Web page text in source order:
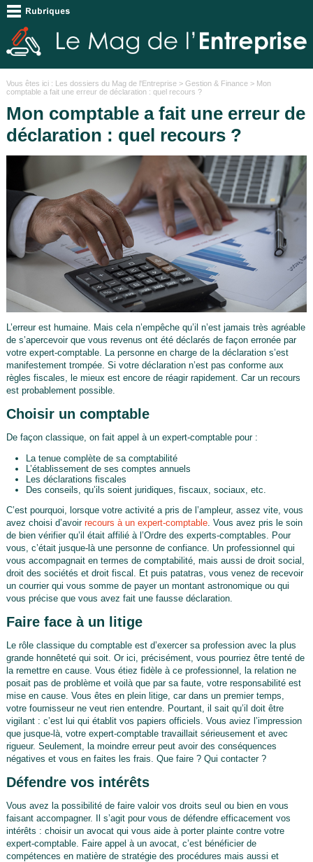
Vous êtes ici : Les dossiers du Mag de l'Entreprise> Gestion & Finance> Mon
comptable a fait une erreur de déclaration : quel recours ?
Mon comptable a fait une erreur de
déclaration : quel recours ?
L’erreur est humaine. Mais cela n’empêche qu’il n’est jamais très agréable
de s’apercevoir que vous revenus ont été déclarés de façon erronée par
votre expert-comptable. La personne en charge de la déclaration s’est
manifestement trompée. Si votre déclaration n’est pas conforme aux
règles fiscales, le mieux est encore de réagir rapidement. Car un recours
est probablement possible.
Choisir un comptable
De façon classique, on fait appel à un expert-comptable pour :
La tenue complète de sa comptabilité
L’établissement de ses comptes annuels
Les déclarations fiscales
Des conseils, qu’ils soient juridiques, fiscaux, sociaux, etc.
C’est pourquoi, lorsque votre activité a pris de l’ampleur, assez vite, vous
avez choisi d’avoir recours à un expert-comptable. Vous avez pris le soin
de bien vérifier qu’il était affilié à l’Ordre des experts-comptables. Pour
vous, c’était jusque-là une personne de confiance. Un professionnel qui
vous accompagnait en termes de comptabilité, mais aussi de droit social,
droit des sociétés et droit fiscal. Et puis patatras, vous venez de recevoir
un courrier qui vous somme de payer un montant astronomique ou qui
vous précise que vous avez fait une fausse déclaration.
Faire face à un litige
Le rôle classique du comptable est d’exercer sa profession avec la plus
grande honnêteté qui soit. Or ici, précisément, vous pourriez être tenté de
la remettre en cause. Vous étiez fidèle à ce professionnel, la relation ne
posait pas de problème et voilà que par sa faute, votre responsabilité est
mise en cause. Vous êtes en plein litige, car dans un premier temps,
votre fournisseur ne veut rien entendre. Pourtant, il sait qu’il doit être
vigilant : c’est lui qui établit vos papiers officiels. Vous aviez l’impression
que jusque-là, votre expert-comptable travaillait sérieusement et avec
rigueur. Seulement, la moindre erreur peut avoir des conséquences
négatives et vous en faites les frais. Que faire ? Qui contacter ?
Défendre vos intérêts
Vous avez la possibilité de faire valoir vos droits seul ou bien en vous
faisant accompagner. Il s’agit pour vous de défendre efficacement vos
intérêts : choisir un avocat qui vous aide à porter plainte contre votre
expert-comptable. Faire appel à un avocat, c’est bénéficier de
compétences en matière de stratégie des procédures mais aussi et